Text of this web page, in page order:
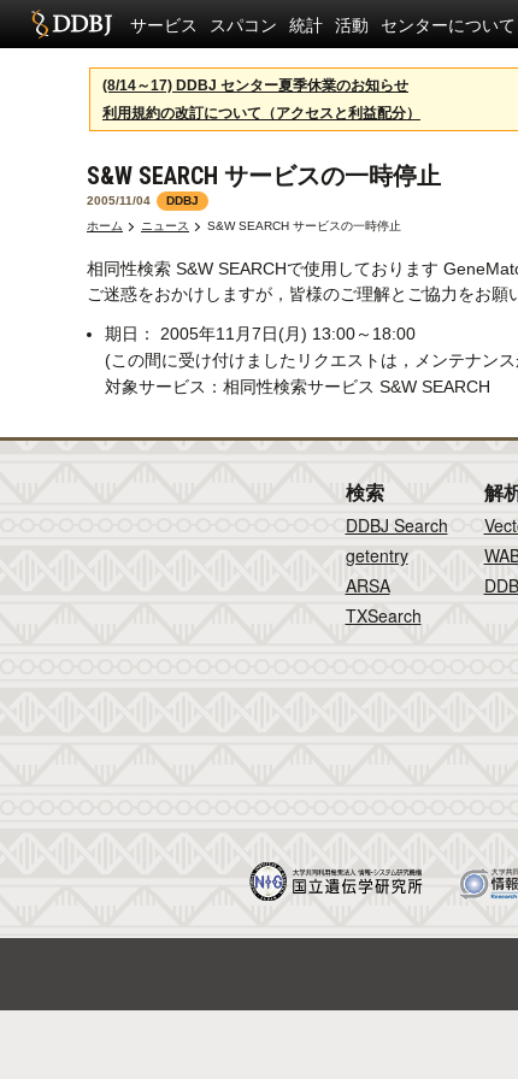
サービス スパコン 統計 活動 センターについて
(8/14～17) DDBJ センター夏季休業のお知らせ
利用規約の改訂について（アクセスと利益配分）
S&W SEARCH サービスの一時停止
2005/11/04
DDBJ
ホーム
ニュース S&W SEARCH サービスの一時停止
相同性検索 S&W SEARCHで使用しております
ご迷惑をおかけしますが，皆様のご理解とご協力をお願
期日： 2005年11月7日(月) 13:00～18:00
(この間に受け付けましたリクエストは，メンテナン
対象サービス：相同性検索サービス S&W SEARCH
検索
DDBJ Search
getentry
ARSA
TXSearch
解